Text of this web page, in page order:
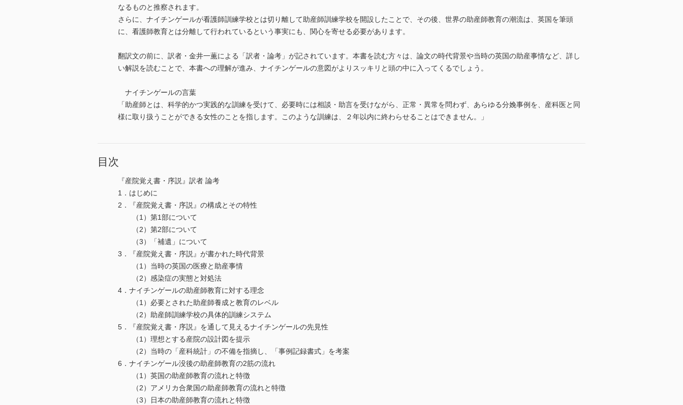
なるものと推察されます。
さらに、ナイチンゲールが看護師訓練学校とは切り離して助産師訓練学校を開設したことで、その後、世界の助産師教育の潮流は、英国を筆頭
に、看護師教育とは分離して行われているという事実にも、関心を寄せる必要があります。
翻訳文の前に、訳者・金井一薫による「訳者・論考」が記されています。本書を読む方々は、論文の時代背景や当時の英国の助産事情など、詳し
い解説を読むことで、本書への理解が進み、ナイチンゲールの意図がよりスッキリと頭の中に入ってくるでしょう。
ナイチンゲールの言葉
「助産師とは、科学的かつ実践的な訓練を受けて、必要時には相談・助言を受けながら、正常・異常を問わず、あらゆる分娩事例を、産科医と同
様に取り扱うことができる女性のことを指します。このような訓練は、２年以内に終わらせることはできません。」
目次
『産院覚え書・序説』訳者 論考
1．はじめに
2．『産院覚え書・序説』の構成とその特性
（1）第1部について
（2）第2部について
（3）「補遺」について
3．『産院覚え書・序説』が書かれた時代背景
（1）当時の英国の医療と助産事情
（2）感染症の実態と対処法
4．ナイチンゲールの助産師教育に対する理念
（1）必要とされた助産師養成と教育のレベル
（2）助産師訓練学校の具体的訓練システム
5．『産院覚え書・序説』を通して見えるナイチンゲールの先見性
（1）理想とする産院の設計図を提示
（2）当時の「産科統計」の不備を指摘し、「事例記録書式」を考案
6．ナイチンゲール没後の助産師教育の2筋の流れ
（1）英国の助産師教育の流れと特徴
（2）アメリカ合衆国の助産師教育の流れと特徴
（3）日本の助産師教育の流れと特徴